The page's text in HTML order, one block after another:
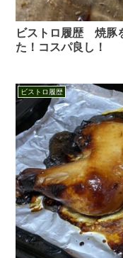
ビストロ履歴 焼豚
た！コスパ良し！
ビストロ履歴